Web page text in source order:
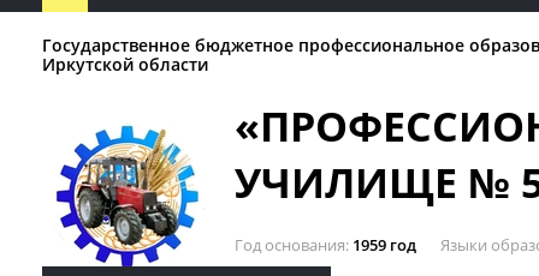
Государственное бюджетное профессиональное
Иркутской области
УЧИЛИЩЕ №
Год основания 1959 год Языки